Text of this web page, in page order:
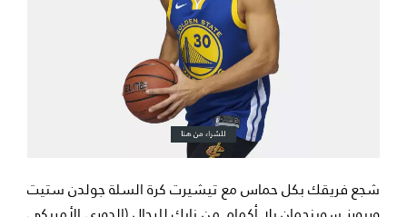
شجع فريقك بكل حماس مع تيشيرت كرة السلة جولدن ستيت